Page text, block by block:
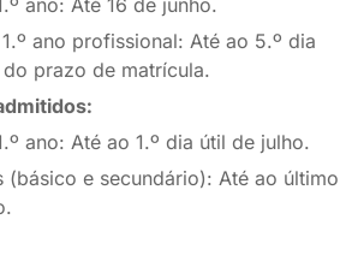
ano: Até 16 de junho.
1.º ano profissional: Até ao 5.º dia
prazo de matrícula.
ano: Até ao 1.º dia útil de julho.
(básico e secundário): Até ao último